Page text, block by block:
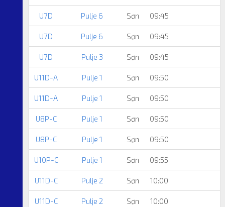
U7D Pulje 6 Søn 09:45
U7D Pulje 6 Søn 09:45
U7D Pulje 3 Søn 09:45
U11D-A Pulje 1 Søn 09:50
U11D-A Pulje 1 Søn 09:50
U8P-C Pulje 1 Søn 09:50
U8P-C Pulje 1 Søn 09:50
U10P-C Pulje 1 Søn 09:55
U11D-C Pulje 2 Søn 10:00
U11D-C Pulje 2 Søn 10:00